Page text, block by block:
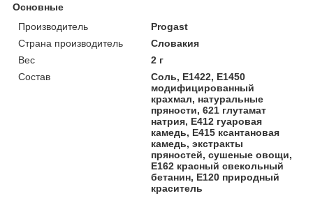
Основные
Производитель
Progast
Страна производитель
Словакия
Вес
2 г
Состав
Соль, Е1422, Е1450
модифицированный
крахмал, натуральные
пряности, 621 глутамат
натрия, Е412 гуаровая
камедь, Е415 ксантановая
камедь, экстракты
пряностей, сушеные овощи,
Е162 красный свекольный
бетанин, Е120 природный
краситель